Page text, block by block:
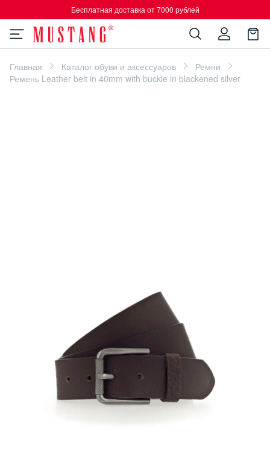
Бесплатная доставка от 7000 рублей
Главная Каталог обуви и аксессуаров
Ремни
Ремень Leather belt in 40mm with buckle in blackened silver